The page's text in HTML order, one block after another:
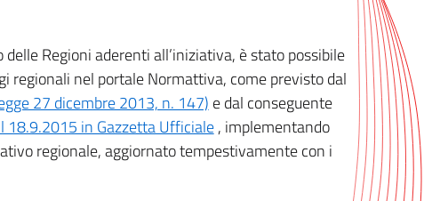
Regioni aderenti all’iniziativa, è stato possibile
regionali nel portale Normattiva, come previsto dal
27 dicembre 2013, n. 147) e dal conseguente
18.9.2015 in Gazzetta Ufficiale, implementando
regionale, aggiornato tempestivamente con i